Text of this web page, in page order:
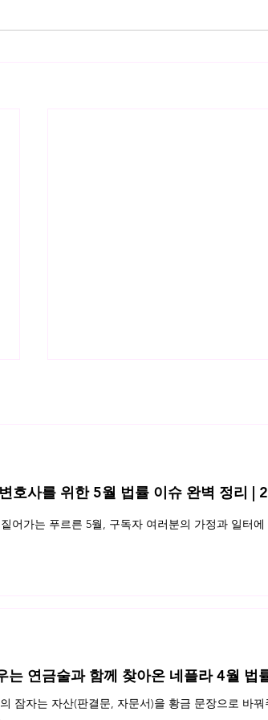
2012년 정보보호법 분야 주요 판
례
호사를 위한 5월 법률 이슈 완벽 정리 |
어가는 푸르른 5월, 구독자 여러분의 가정과 일터
는 연금술과 함께 찾아온 네플라 4월 법
잠자는 자산(판결문, 자문서)을 황금 문장으로 바